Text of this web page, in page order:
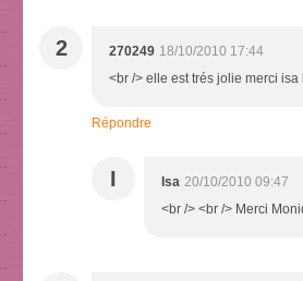
2 270249 18/10/2010 17:44
<br /> elle est trés jolie merci
Répondre
I Isa 20/10/2010 09:47
<br /> <br /> Merci